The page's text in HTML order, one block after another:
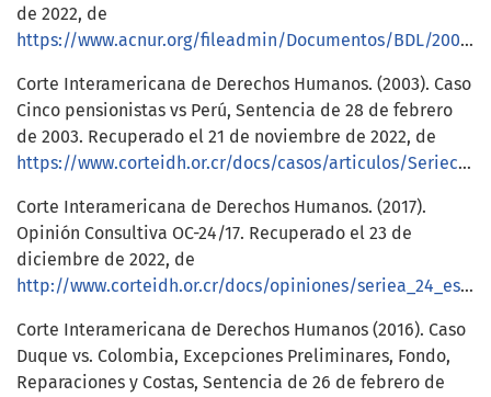
de 2022, de
https://www.acnur.org/fileadmin/Documentos/BDL/2002/1263.pdf
Corte Interamericana de Derechos Humanos. (2003). Caso
Cinco pensionistas vs Perú, Sentencia de 28 de febrero
de 2003. Recuperado el 21 de noviembre de 2022, de
https://www.corteidh.or.cr/docs/casos/articulos/Seriec_98_esp.pdf
Corte Interamericana de Derechos Humanos. (2017).
Opinión Consultiva OC-24/17. Recuperado el 23 de
diciembre de 2022, de
http://www.corteidh.or.cr/docs/opiniones/seriea_24_esp.pdf
Corte Interamericana de Derechos Humanos (2016). Caso
Duque vs. Colombia, Excepciones Preliminares, Fondo,
Reparaciones y Costas, Sentencia de 26 de febrero de